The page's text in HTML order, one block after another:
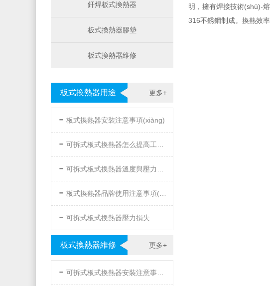
釬焊板式換熱器
板式換熱器膠墊
板式換熱器維修
更多+
板式換熱器用途
- 板式換熱器安裝注意事項(xiàng)
- 可拆式板式換熱器怎么提高工作效率
- 可拆式板式換熱器溫度與壓力的要求
- 板式換熱器品牌使用注意事項(xiàng)
- 可拆式板式換熱器壓力損失
更多+
板式換熱器維修
- 可拆式板式換熱器安裝注意事項(xiàng)
明，擁有焊接技術
316不銹鋼制成。換熱效率